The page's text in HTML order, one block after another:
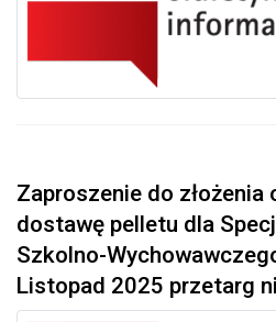
Zaproszenie do
dostawę pelletu dla
Szkolno-
Listopad 2025 przetarg